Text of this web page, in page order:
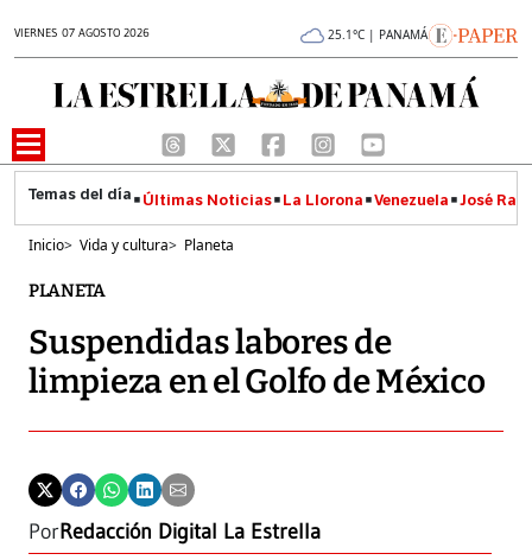
VIERNES 07 AGOSTO 2026 25.1°C | PANAMÁ
Últimas Noticias La Llorona Venezuela José
Inicio> Vida y cultura> Planeta
PLANETA
Suspendidas labores de
limpieza en el Golfo de México
PorRedacción Digital La Estrella